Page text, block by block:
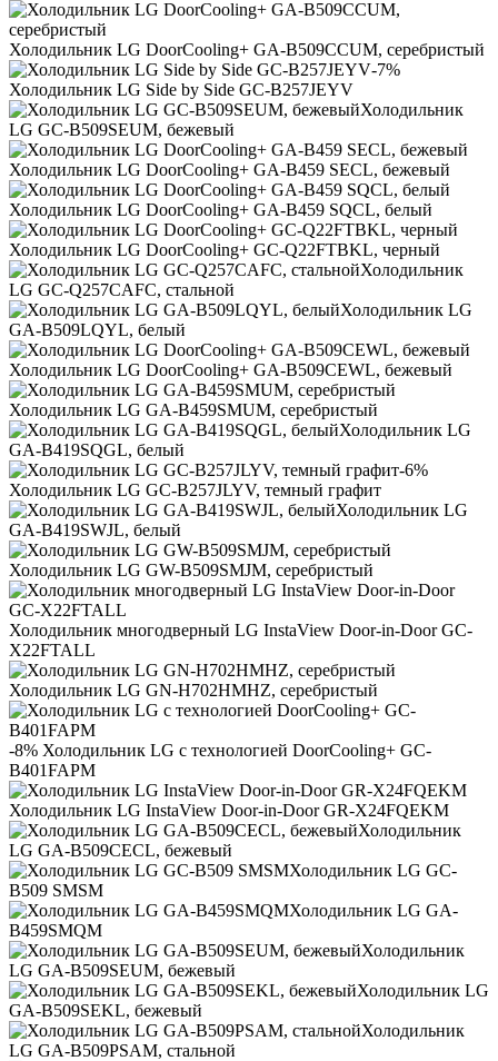
Холодильник LG DoorCooling+ GA-B509CCUM, серебристый
-7%
Холодильник LG Side by Side GC-B257JEYV
Холодильник
LG GC-B509SEUM, бежевый
Холодильник LG DoorCooling+ GA-B459 SECL, бежевый
Холодильник LG DoorCooling+ GA-B459 SQCL, белый
Холодильник LG DoorCooling+ GC-Q22FTBKL, черный
Холодильник
LG GC-Q257CAFC, стальной
Холодильник LG
GA-B509LQYL, белый
Холодильник LG DoorCooling+ GA-B509CEWL, бежевый
Холодильник LG GA-B459SMUM, серебристый
Холодильник LG
GA-B419SQGL, белый
-6%
Холодильник LG GC-B257JLYV, темный графит
Холодильник LG
GA-B419SWJL, белый
Холодильник LG GW-B509SMJM, серебристый
Холодильник многодверный LG InstaView Door-in-Door GC-
X22FTALL
Холодильник LG GN-H702HMHZ, серебристый
-8% Холодильник LG с технологией DoorCooling+ GC-
B401FAPM
Холодильник LG InstaView Door-in-Door GR-X24FQEKM
Холодильник
LG GA-B509CECL, бежевый
Холодильник LG GC-
B509 SMSM
Холодильник LG GA-
B459SMQM
Холодильник
LG GA-B509SEUM, бежевый
Холодильник LG
GA-B509SEKL, бежевый
Холодильник
LG GA-B509PSAM, стальной